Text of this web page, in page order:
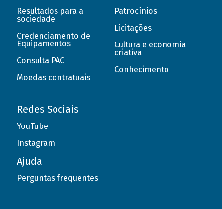
Resultados para a
sociedade
Credenciamento de
Equipamentos
Consulta PAC
Moedas contratuais
Patrocínios
Licitações
Cultura e economia
criativa
Conhecimento
Redes Sociais
YouTube
Instagram
Ajuda
Perguntas frequentes